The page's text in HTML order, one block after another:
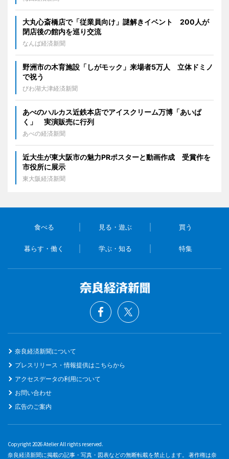
大丸心斎橋店で「従業員向け」謎解きイベント 200人が
閉店後の館内を巡り交流
なんば経済新聞
野洲市の木育施設「しがモック」来場者5万人 立体ドミノ
で祝う
びわ湖大津経済新聞
あべのハルカス近鉄本店でアイスクリーム万博「あいぱ
く」 実演販売に行列
あべの経済新聞
近大生が東大阪市の魅力PRポスターと動画作成 受賞作を
市役所に展示
東大阪経済新聞
食べる 見る・遊ぶ 買う
暮らす・働く 学ぶ・知る 特集
奈良経済新聞について
プレスリリース・情報提供はこちらから
アクセスデータの利用について
お問い合わせ
広告のご案内
Copyright 2026 Atelier All rights reserved.
奈良経済新聞に掲載の記事・写真・図表などの無断転載を禁止します。 著作権は奈